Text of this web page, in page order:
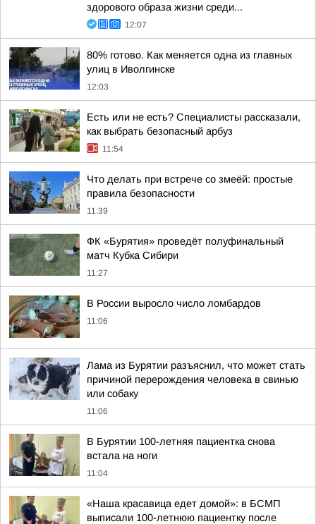
здорового образа жизни среди...
12:07
80% готово. Как меняется одна из главных
улиц в Иволгинске
12:03
Есть или не есть? Специалисты рассказали,
как выбрать безопасный арбуз
11:54
Что делать при встрече со змеёй: простые
правила безопасности
11:39
ФК «Бурятия» проведёт полуфинальный
матч Кубка Сибири
11:27
В России выросло число ломбардов
11:06
Лама из Бурятии разъяснил, что может стать
причиной перерождения человека в свинью
или собаку
11:06
В Бурятии 100-летняя пациентка снова
встала на ноги
11:04
«Наша красавица едет домой»: в БСМП
выписали 100-летнюю пациентку после